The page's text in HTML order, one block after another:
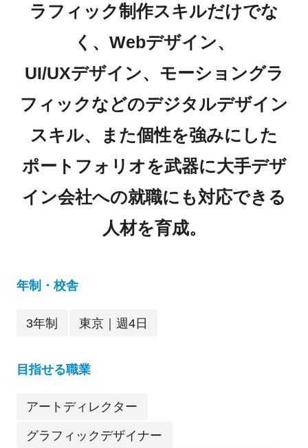
ラフィック制作スキルだけでな
く、Webデザイン、
UI/UXデザイン、モーショングラ
フィックなどのデジタルデザイン
スキル、また個性を強みにした
ポートフォリオを武器に大手デザ
イン会社への就職にも対応できる
人材を育成。
年制・校舎
3年制 東京｜週4日
目指せる職業
アートディレクター
グラフィックデザイナー